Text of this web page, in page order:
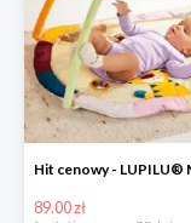
89.00 zł